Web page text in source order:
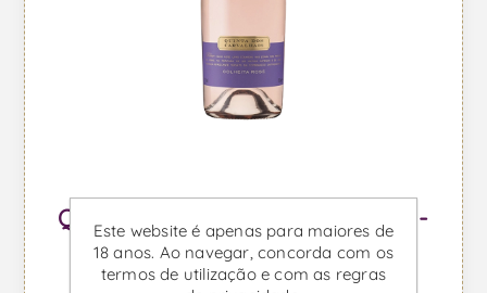
Quinta dos Carvalhais Magnum -
Vinho Rosé
Desde €56,72 IVA incl.
Este website é apenas para maiores de
18 anos. Ao navegar, concorda com os
termos de utilização e com as regras